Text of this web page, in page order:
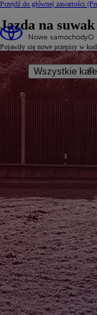
Przejdź do głównej zawartości
Nowe samochody
Wszystkie
O
O
Jazda na
Pojawiły się nowe przepisy w